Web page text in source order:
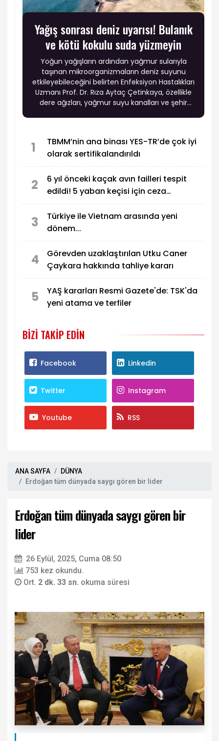
Yağış sonrası deniz uyarısı! Bulanık
ve kötü kokulu suda yüzmeyin
Yoğun yağışların ardından yağmur sularıyla
taşınan mikroorganizmaların deniz suyunu
etkileyebileceğini belirten Enfeksiyon Hastalıkları
Uzmanı Prof. Dr. Rıza Aytaç Çetinkaya, özellikle
dere ağızları, yağmur suyu kanalları ve şehir
1
TBMM’nin ana binası YES-TR’de çok iyi
olarak sertifikalandırıldı
2
6 yıl önceki kaçak avın failleri tespit
edildi! 5 yaban keçisi için ceza
3
Türkiye ile Vietnam arasında yeni
dönem...
4
Görevden uzaklaştırılan Utku Caner
Çaykara hakkında tahliye kararı
5
YAŞ kararları Resmi Gazete'de: TSK'da
yeni atama ve terfiler
BIZI TAKIP EDIN
Facebook Linkedin
Twitter Instagram
Youtube RSS
ANA SAYFA
DÜNYA
Erdoğan tüm dünyada saygı gören bir lider
Erdoğan tüm dünyada saygı gören bir
lider
26 Eylül, 2025, Cuma 08:50
753 kez okundu.
Ort. 2 dk. 33 sn. okuma süresi